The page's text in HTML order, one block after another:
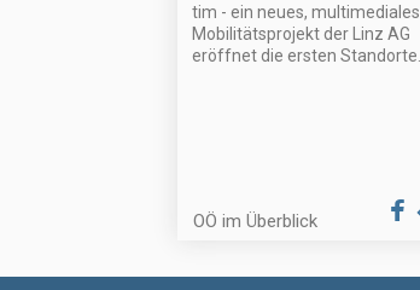
tim - ein neues, multimediales
Mobilitätsprojekt der Linz AG
eröffnet die ersten Standorte.
OÖ im Überblick